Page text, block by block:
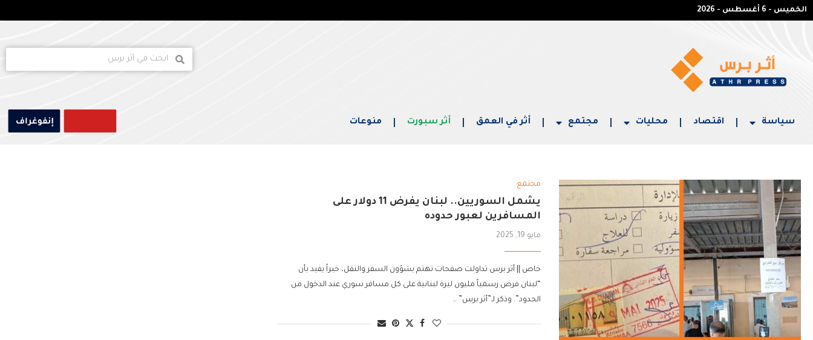
الخميس - 6 أغسطس - 2026
سياسة اقتصاد محليات مجتمع أثر في العمق أثر سبورت منوعات
مجتمع
يشمل السوريين.. لبنان يفرض 11 دولار على
المسافرين لعبور حدوده
مايو 19, 2025
خاص || أثر برس تداولت صفحات تهتم بشؤون السفر والنقل، خبراً يفيد بأن
“لبنان فرض رسمياً مليون ليرة لبنانية على كل مسافر سوري عند الدخول من
الحدود”. وذكر لـ”أثر برس” …